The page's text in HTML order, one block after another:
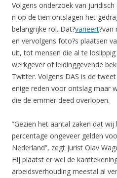
Volgens onderzoek van juridisch
n op de tien ontslagen het
belangrijke rol. Dat?varieert?van
en vervolgens foto?s plaatsen
uit, tot mensen die al te
werkgever of leidinggevende
Twitter. Volgens DAS is de
enige reden voor ontslag maar
die de emmer deed overlopen.
”Gezien het aantal zaken dat
percentage ongeveer gelden
Nederland”, zegt jurist Olav
Hij plaatst er wel de
arbeidsverhouding meestal al